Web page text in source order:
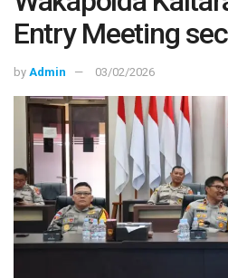
Entry Meeting
by Admin 03/02/2026